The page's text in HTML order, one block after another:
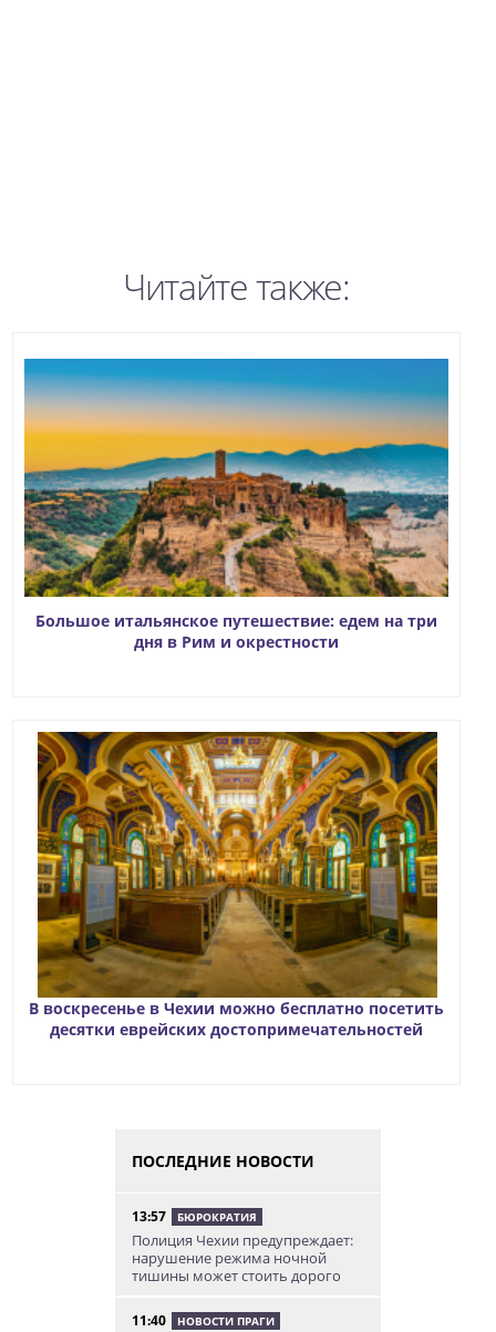
Читайте также:
Большое итальянское путешествие: едем на три
дня в Рим и окрестности
В воскресенье в Чехии можно бесплатно посетить
десятки еврейских достопримечательностей
ПОСЛЕДНИЕ НОВОСТИ
13:57 БЮРОКРАТИЯ
Полиция Чехии предупреждает:
нарушение режима ночной
тишины может стоить дорого
11:40 НОВОСТИ ПРАГИ